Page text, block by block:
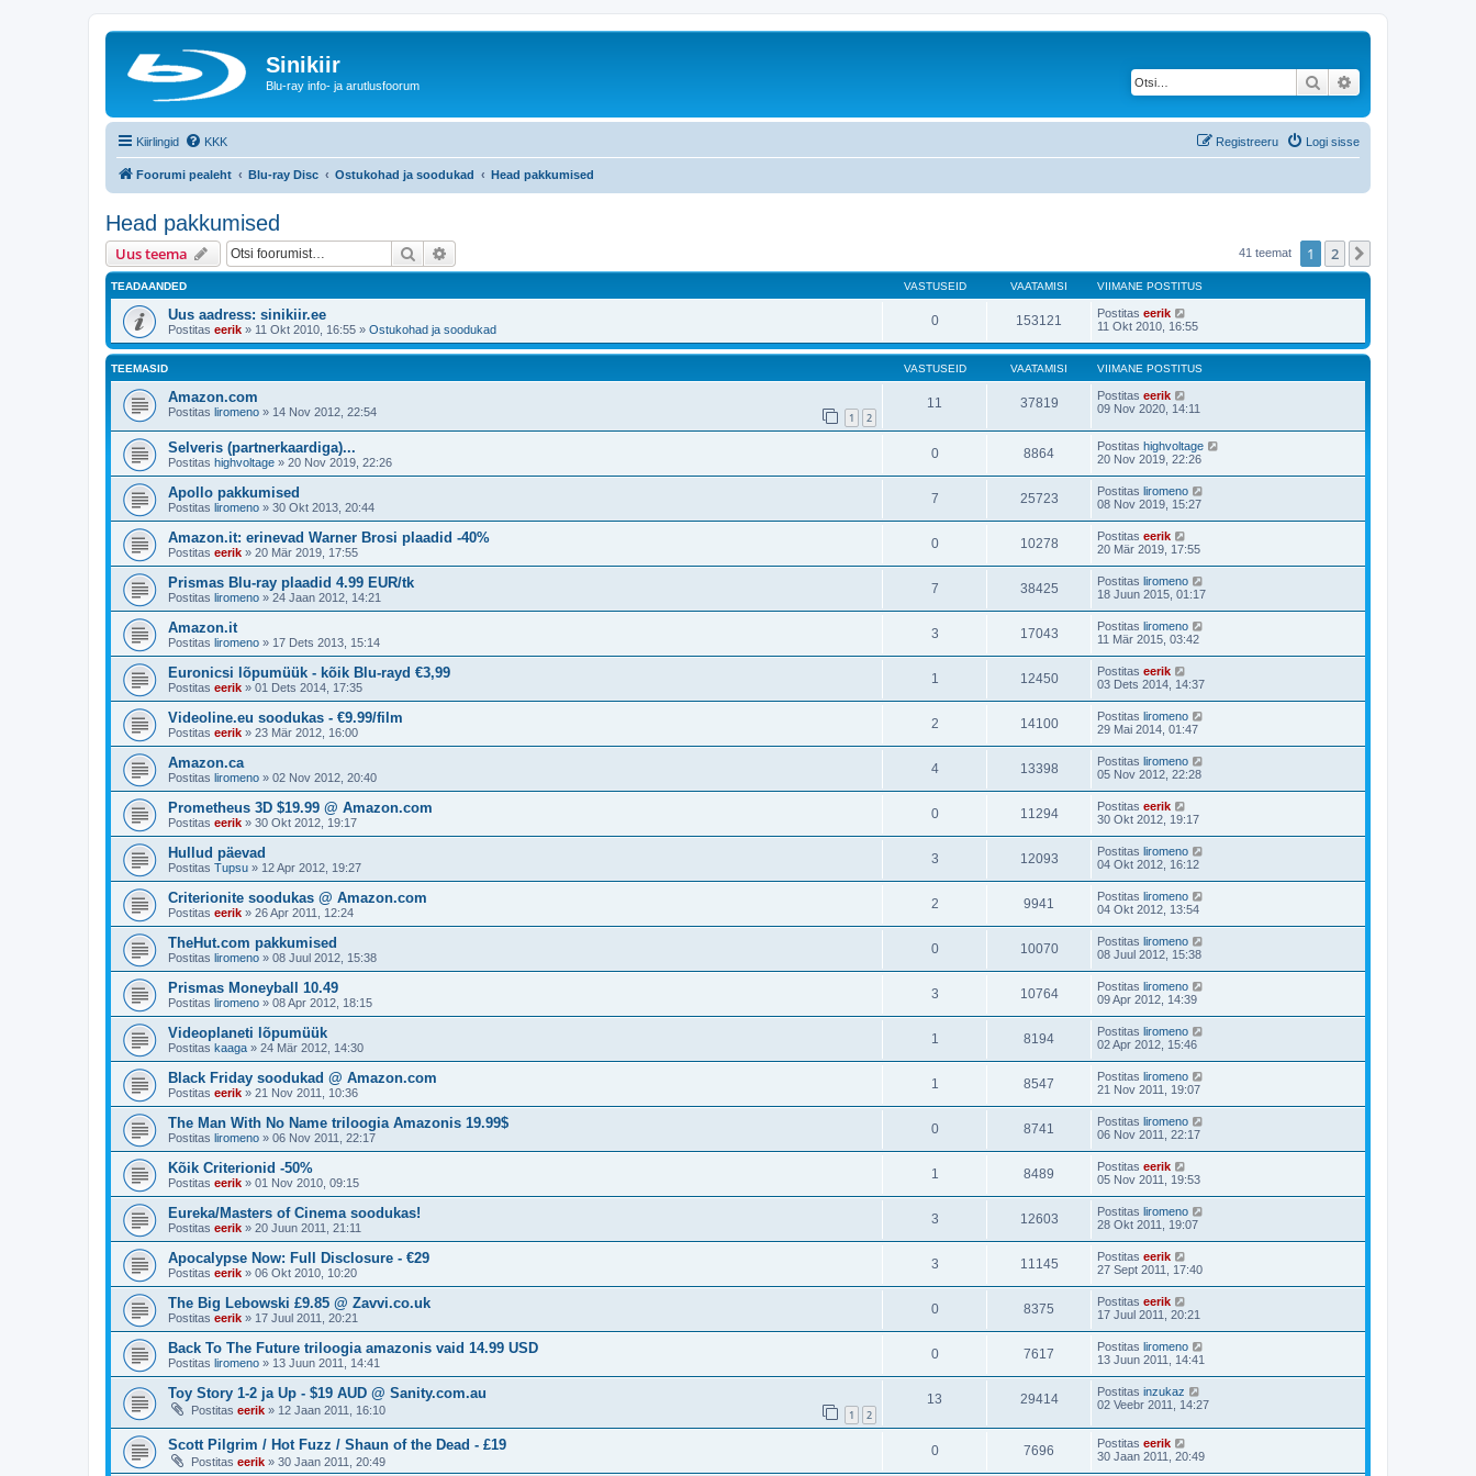
Sinikiir
Blu-ray info- ja arutlusfoorum Otsi
Kiirlingid KKK Logi sisse
Registreeru
Foorumi pealeht Blu-ray Disc Ostukohad ja soodukad Head pakkumised
Head pakkumised
Uus teema Otsi 41 teemat 1 2
TEADAANDED VASTUSEID VAATAMISI VIIMANE POSTITUS
Uus aadress: sinikiir.ee
Postitas eerik » 11 Okt 2010, 16:55 » Ostukohad ja soodukad
0 153121 Postitas eerik
11 Okt 2010, 16:55
TEEMASID VASTUSEID VAATAMISI VIIMANE POSTITUS
Amazon.com
Postitas liromeno » 14 Nov 2012, 22:54 1 2
11 37819 Postitas eerik
09 Nov 2020, 14:11
Selveris (partnerkaardiga)...
Postitas highvoltage » 20 Nov 2019, 22:26
0 8864 Postitas highvoltage
20 Nov 2019, 22:26
Apollo pakkumised
Postitas liromeno » 30 Okt 2013, 20:44
7 25723 Postitas liromeno
08 Nov 2019, 15:27
Amazon.it: erinevad Warner Brosi plaadid -40%
Postitas eerik » 20 Mär 2019, 17:55
0 10278 Postitas eerik
20 Mär 2019, 17:55
Prismas Blu-ray plaadid 4.99 EUR/tk
Postitas liromeno » 24 Jaan 2012, 14:21
7 38425 Postitas liromeno
18 Juun 2015, 01:17
Amazon.it
Postitas liromeno » 17 Dets 2013, 15:14
3 17043 Postitas liromeno
11 Mär 2015, 03:42
Euronicsi lõpumüük - kõik Blu-rayd €3,99
Postitas eerik » 01 Dets 2014, 17:35
1 12450 Postitas eerik
03 Dets 2014, 14:37
Videoline.eu soodukas - €9.99/film
Postitas eerik » 23 Mär 2012, 16:00
2 14100 Postitas liromeno
29 Mai 2014, 01:47
Amazon.ca
Postitas liromeno » 02 Nov 2012, 20:40
4 13398 Postitas liromeno
05 Nov 2012, 22:28
Prometheus 3D $19.99 @ Amazon.com
Postitas eerik » 30 Okt 2012, 19:17
0 11294 Postitas eerik
30 Okt 2012, 19:17
Hullud päevad
Postitas Tupsu » 12 Apr 2012, 19:27
3 12093 Postitas liromeno
04 Okt 2012, 16:12
Criterionite soodukas @ Amazon.com
Postitas eerik » 26 Apr 2011, 12:24
2 9941 Postitas liromeno
04 Okt 2012, 13:54
TheHut.com pakkumised
Postitas liromeno » 08 Juul 2012, 15:38
0 10070 Postitas liromeno
08 Juul 2012, 15:38
Prismas Moneyball 10.49
Postitas liromeno » 08 Apr 2012, 18:15
3 10764 Postitas liromeno
09 Apr 2012, 14:39
Videoplaneti lõpumüük
Postitas kaaga » 24 Mär 2012, 14:30
1 8194 Postitas liromeno
02 Apr 2012, 15:46
Black Friday soodukad @ Amazon.com
Postitas eerik » 21 Nov 2011, 10:36
1 8547 Postitas liromeno
21 Nov 2011, 19:07
The Man With No Name triloogia Amazonis 19.99$
Postitas liromeno » 06 Nov 2011, 22:17
0 8741 Postitas liromeno
06 Nov 2011, 22:17
Kõik Criterionid -50%
Postitas eerik » 01 Nov 2010, 09:15
1 8489 Postitas eerik
05 Nov 2011, 19:53
Eureka/Masters of Cinema soodukas!
Postitas eerik » 20 Juun 2011, 21:11
3 12603 Postitas liromeno
28 Okt 2011, 19:07
Apocalypse Now: Full Disclosure - €29
Postitas eerik » 06 Okt 2010, 10:20
3 11145 Postitas eerik
27 Sept 2011, 17:40
The Big Lebowski £9.85 @ Zavvi.co.uk
Postitas eerik » 17 Juul 2011, 20:21
0 8375 Postitas eerik
17 Juul 2011, 20:21
Back To The Future triloogia amazonis vaid 14.99 USD
Postitas liromeno » 13 Juun 2011, 14:41
0 7617 Postitas liromeno
13 Juun 2011, 14:41
Toy Story 1-2 ja Up - $19 AUD @ Sanity.com.au
Postitas eerik » 12 Jaan 2011, 16:10 1 2
13 29414 Postitas inzukaz
02 Veebr 2011, 14:27
Scott Pilgrim / Hot Fuzz / Shaun of the Dead - £19
Postitas eerik » 30 Jaan 2011, 20:49
0 7696 Postitas eerik
30 Jaan 2011, 20:49